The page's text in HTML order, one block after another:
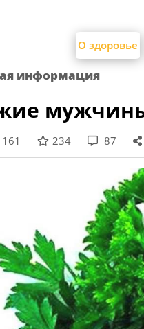
О здоровье
информация
161 234 87